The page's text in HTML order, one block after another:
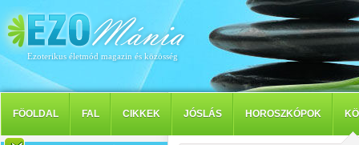
Ezoterikus életmód magazin és közösség
FÖOLDAL FAL CIKKEK JÓSLÁS HOROSZKÓPOK